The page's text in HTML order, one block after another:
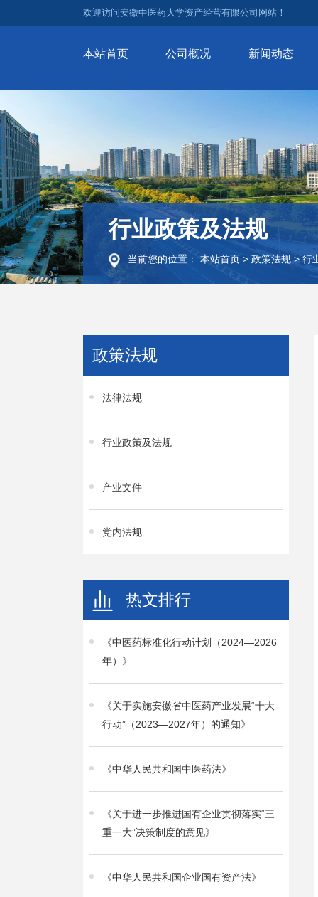
欢迎访问安徽中医药大学资产经营有限公司网站！
本站首页 公司概况 新闻动态
行业政策及法规
当前您的位置： 本站首页> 政策法规>行
政策法规
法律法规
行业政策及法规
产业文件
党内法规
热文排行
《中医药标准化行动计划（2024—2026
年）》
《关于实施安徽省中医药产业发展“十大
行动”（2023—2027年）的通知》
《中华人民共和国中医药法》
《关于进一步推进国有企业贯彻落实“三
重一大”决策制度的意见》
《中华人民共和国企业国有资产法》